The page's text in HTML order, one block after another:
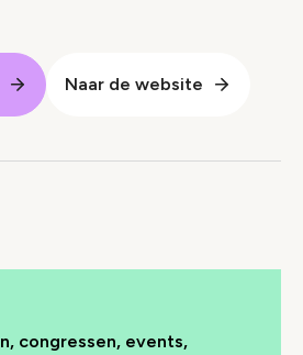
Naar de website
congressen, events,